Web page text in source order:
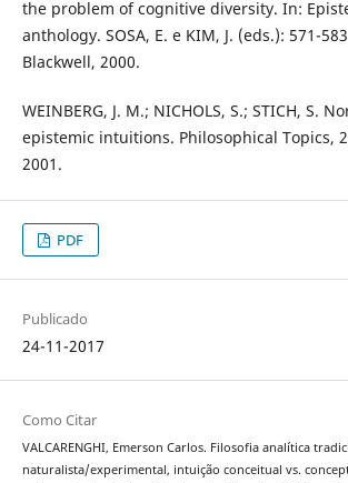
the problem of cognitive diversity. In:
anthology. SOSA, E. e KIM, J. (eds.): 571-
Blackwell, 2000.
WEINBERG, J. M.; NICHOLS, S.; STICH, S.
epistemic intuitions. Philosophical Topics,
2001.
PDF
Publicado
24-11-2017
Como Citar
VALCARENGHI, Emerson Carlos. Filosofia analítica
naturalista/experimental, intuição conceitual vs.